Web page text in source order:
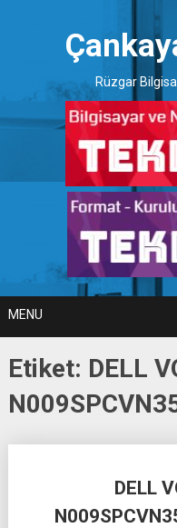
Rüzgar
MENU
Etiket: DELL
DELL
navigation